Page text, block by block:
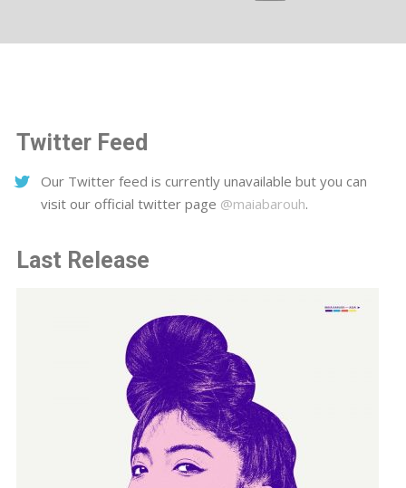
Twitter Feed
Our Twitter feed is currently unavailable but you can
visit our official twitter page @maiabarouh.
Last Release